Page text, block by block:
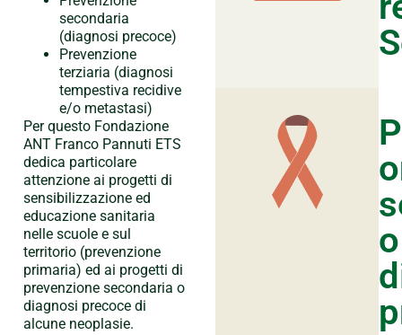
secondaria
(diagnosi precoce)
Prevenzione
terziaria (diagnosi
tempestiva recidive
e/o metastasi)
Per questo Fondazione
ANT Franco Pannuti ETS
dedica particolare
attenzione ai progetti di
sensibilizzazione ed
educazione sanitaria
nelle scuole e sul
territorio (prevenzione
primaria) ed ai progetti di
prevenzione secondaria o
diagnosi precoce di
alcune neoplasie.
o